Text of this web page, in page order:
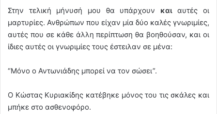
Στην τελική μήνυσή μου θα υπάρχουν καιαυτές οι
μαρτυρίες. Ανθρώπων που είχαν μία δύο καλές γνωριμίες,
αυτές που σε κάθε άλλη περίπτωση θα βοηθούσαν, και οι
ίδιες αυτές οι γνωριμίες τους έστειλαν σε μένα:
“Μόνο ο Αντωνιάδης μπορεί να τον σώσει”.
Ο Κώστας Κυριακίδης κατέβηκε μόνος του τις σκάλες και
μπήκε στο ασθενοφόρο.